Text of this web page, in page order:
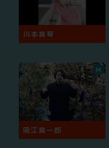
川本真琴
岡江真一郎
M